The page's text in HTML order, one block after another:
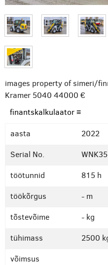
images property of simeri/
Kramer 5040 44000 €
finantskalkulaator ≡
aasta
2022
Serial No.
töötunnid
815 h
töökõrgus
- m
tõstevõime
- kg
tühimass
2500
võimsus